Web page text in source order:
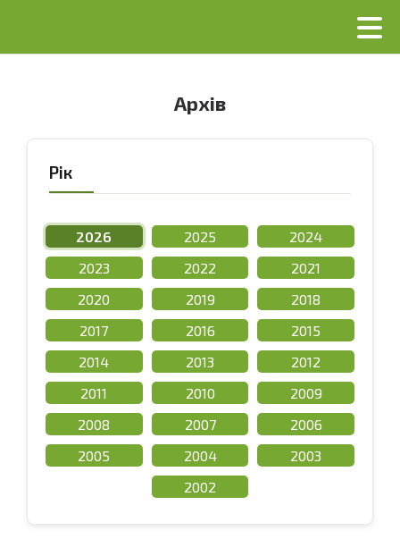
Архів
Рік
2026 2025
2024
2023
2022
2021
2020
2019
2018
2017
2016
2015
2014
2013
2012
2011
2010
2009
2008
2007
2006
2005
2004
2003
2002